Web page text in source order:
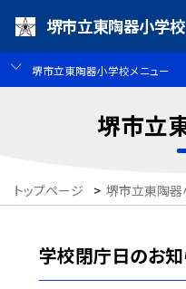
堺市立東陶器小学校
堺市立東陶器小学校メニュー
堺市立
トップページ > 堺市立東陶
学校閉庁日のお知